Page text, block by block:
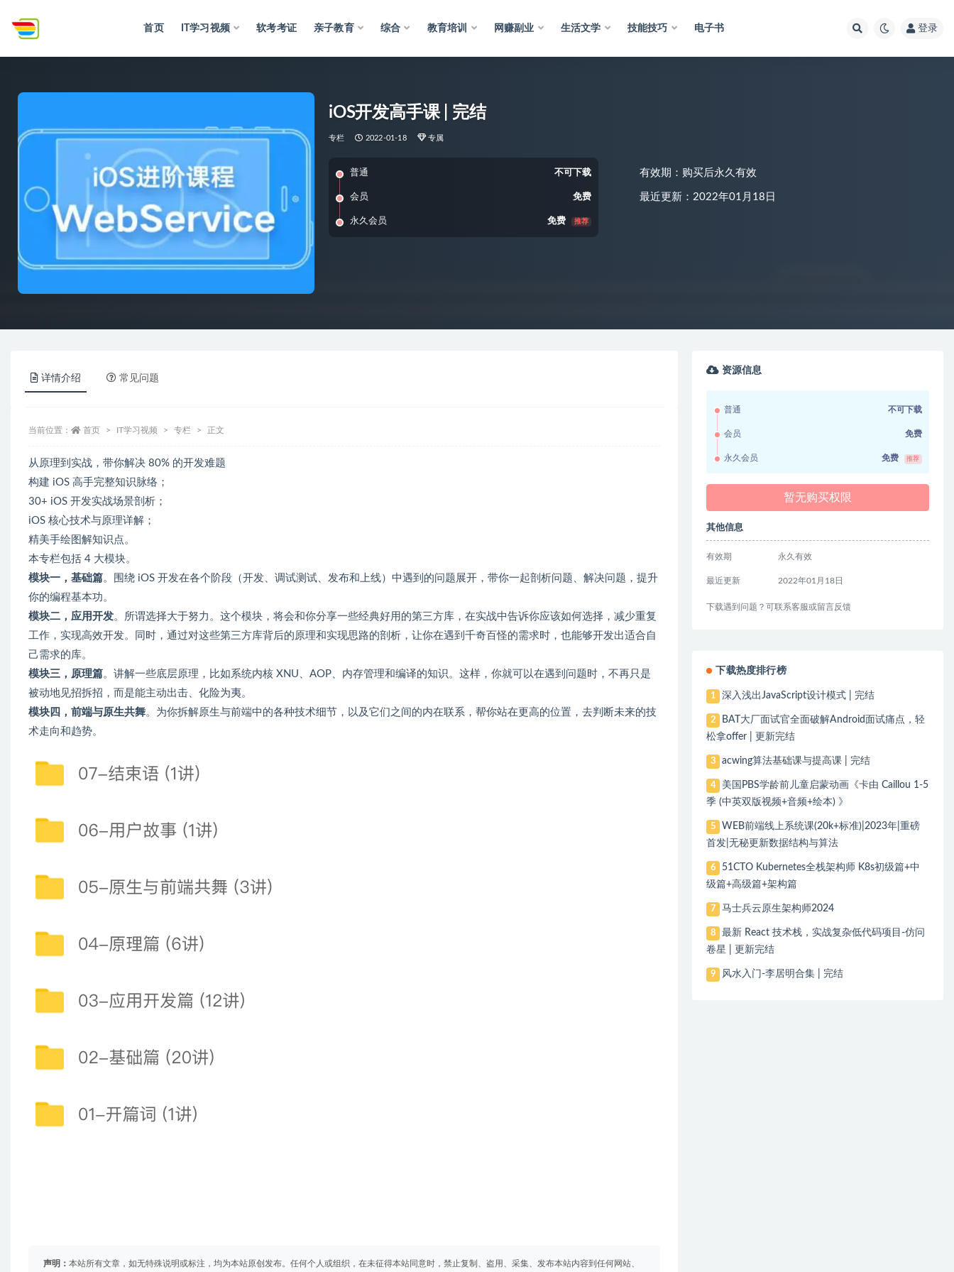
首页 IT学习视频 软考考证 亲子教育 综合 教育培训 网赚副业 生活文学 技能技巧 电子书 登录
iOS开发高手课 | 完结
专栏 2022-01-18 专属
普通 不可下载
会员 免费
永久会员 免费 推荐
有效期：购买后永久有效
最近更新：2022年01月18日
详情介绍 常见问题
当前位置： 首页 IT学习视频 专栏 正文
从原理到实战，带你解决 80% 的开发难题
构建 iOS 高手完整知识脉络；
30+ iOS 开发实战场景剖析；
iOS 核心技术与原理详解；
精美手绘图解知识点。
本专栏包括 4 大模块。
模块一，基础篇。围绕 iOS 开发在各个阶段（开发、调试测试、发布和上线）中遇到的问题展开，带你一起剖析问题、解决问题，提升
你的编程基本功。
模块二，应用开发。所谓选择大于努力。这个模块，将会和你分享一些经典好用的第三方库，在实战中告诉你应该如何选择，减少重复
工作，实现高效开发。同时，通过对这些第三方库背后的原理和实现思路的剖析，让你在遇到千奇百怪的需求时，也能够开发出适合自
己需求的库。
模块三，原理篇。讲解一些底层原理，比如系统内核 XNU、AOP、内存管理和编译的知识。这样，你就可以在遇到问题时，不再只是
被动地见招拆招，而是能主动出击、化险为夷。
模块四，前端与原生共舞。为你拆解原生与前端中的各种技术细节，以及它们之间的内在联系，帮你站在更高的位置，去判断未来的技
术走向和趋势。
声明： 本站所有文章，如无特殊说明或标注，均为本站原创发布。任何个人或组织，在未征得本站同意时，禁止复制、盗用、采集、发布本站内容到任何网站、
资源信息
普通 不可下载
会员 免费
永久会员 免费 推荐
暂无购买权限
其他信息
有效期 永久有效
最近更新 2022年01月18日
下载遇到问题？可联系客服或留言反馈
下载热度排行榜
1 深入浅出JavaScript设计模式 | 完结
2
BAT大厂面试官全面破解Android面试痛点，轻
松拿offer | 更新完结
3 acwing算法基础课与提高课 | 完结
4
美国PBS学龄前儿童启蒙动画《卡由 Caillou 1-5
季 (中英双版视频+音频+绘本) 》
5
WEB前端线上系统课(20k+标准)|2023年|重磅
首发|无秘更新数据结构与算法
6
51CTO Kubernetes全栈架构师 K8s初级篇+中
级篇+高级篇+架构篇
7 马士兵云原生架构师2024
8
最新 React 技术栈，实战复杂低代码项目-仿问
卷星 | 更新完结
9 风水入门-李居明合集 | 完结